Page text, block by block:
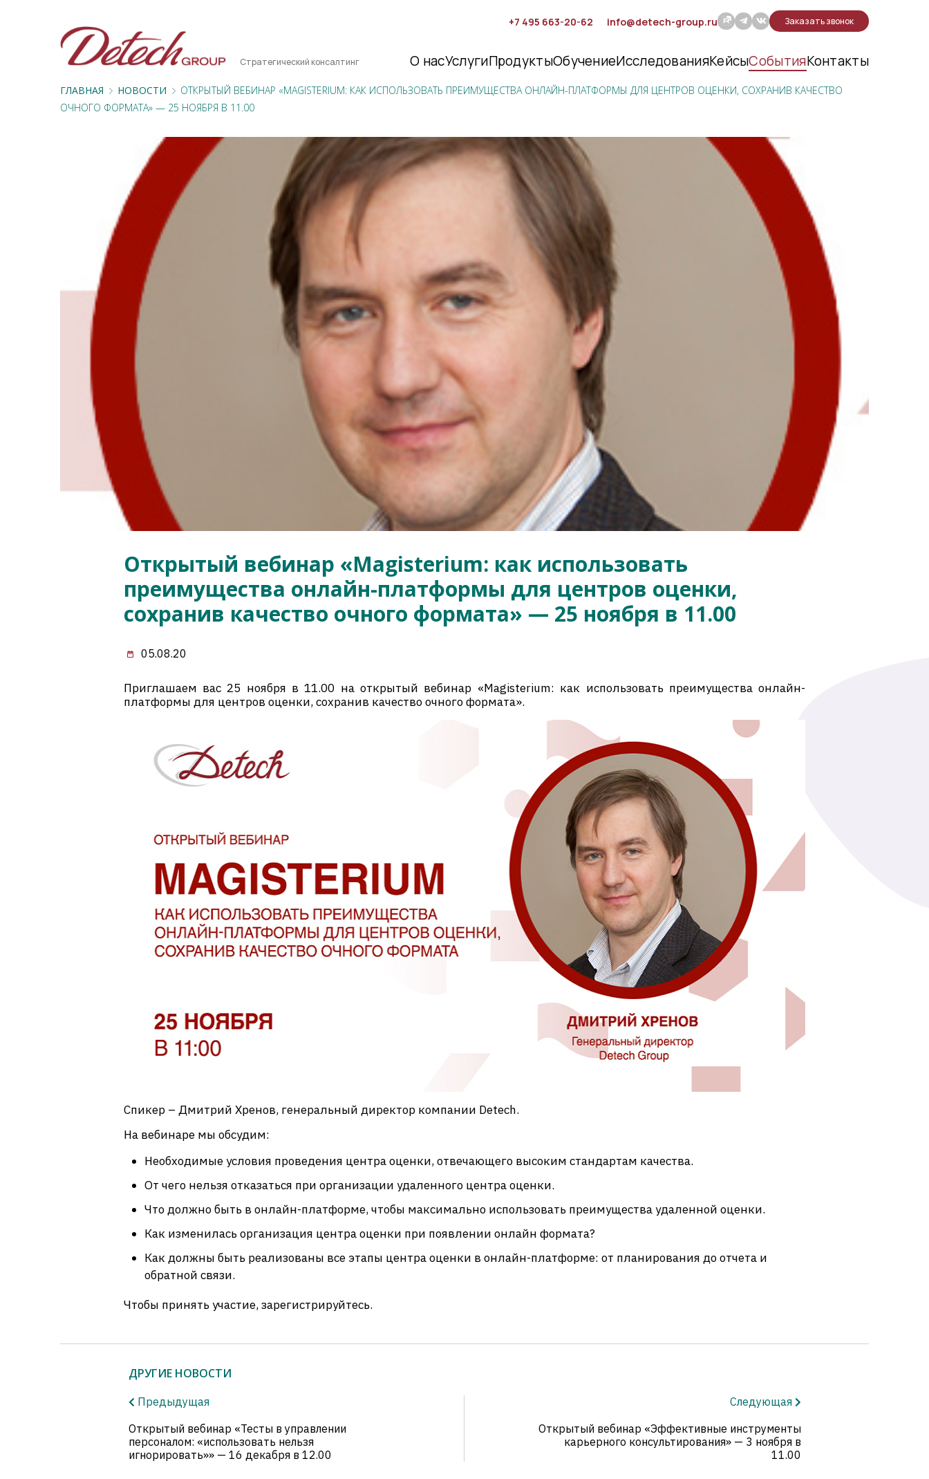
Стратегический консалтинг
+7 495 663-20-62 info@detech-group.ru Заказать звонок
О насУслугиПродуктыОбучениеИсследованияКейсыСобытияКонтакты
ГЛАВНАЯ НОВОСТИ
ОТКРЫТЫЙ ВЕБИНАР «MAGISTERIUM: КАК ИСПОЛЬЗОВАТЬ ПРЕИМУЩЕСТВА ОНЛАЙН-ПЛАТФОРМЫ ДЛЯ ЦЕНТРОВ ОЦЕНКИ, СОХРАНИВ КАЧЕСТВО
ОЧНОГО ФОРМАТА» — 25 НОЯБРЯ В 11.00
Открытый вебинар «Magisterium: как использовать
преимущества онлайн-платформы для центров оценки,
сохранив качество очного формата» — 25 ноября в 11.00
05.08.20
Приглашаем вас 25 ноября в 11.00 на открытый вебинар «Magisterium: как использовать преимущества онлайн-
платформы для центров оценки, сохранив качество очного формата».
Спикер – Дмитрий Хренов, генеральный директор компании Detech.
На вебинаре мы обсудим:
Необходимые условия проведения центра оценки, отвечающего высоким стандартам качества.
От чего нельзя отказаться при организации удаленного центра оценки.
Что должно быть в онлайн-платформе, чтобы максимально использовать преимущества удаленной оценки.
Как изменилась организация центра оценки при появлении онлайн формата?
Как должны быть реализованы все этапы центра оценки в онлайн-платформе: от планирования до отчета и
обратной связи.
Чтобы принять участие, зарегистрируйтесь.
ДРУГИЕ НОВОСТИ
Предыдущая
Открытый вебинар «Тесты в управлении
персоналом: «использовать нельзя
игнорировать»» — 16 декабря в 12.00
Следующая
Открытый вебинар «Эффективные инструменты
карьерного консультирования» — 3 ноября в
11.00